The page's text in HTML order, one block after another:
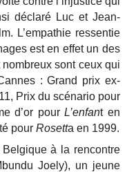
déclaré Luc et Jean-
L’empathie ressentie
est en effet un des
sont ceux qui
: Grand prix ex-
Prix du scénario pour
d’or pourL’enfant en
pourRosetta en 1999.
à la rencontre
Joely), un jeune